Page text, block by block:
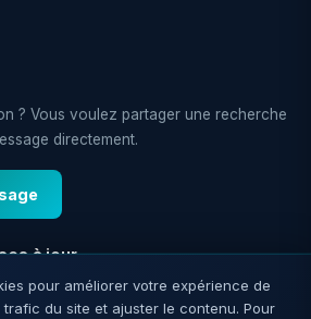
? Vous voulez partager une recherche
directement.
à jour
par email.
pour améliorer votre expérience de
du site et ajuster le contenu. Pour